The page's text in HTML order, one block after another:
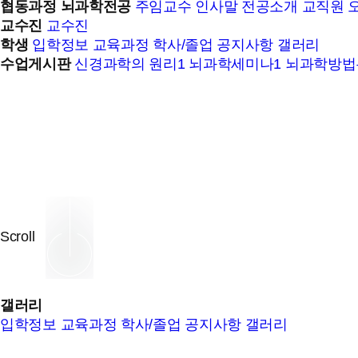
협동과정 뇌과학전공 주임교수 인사말 전공소개 교직원
교수진 교수진
학생 입학정보 교육과정 학사/졸업 공지사항 갤러리
수업게시판 신경과학의 원리1 뇌과학세미나1 뇌과학방
Scroll
갤러리
입학정보 교육과정 학사/졸업 공지사항 갤러리